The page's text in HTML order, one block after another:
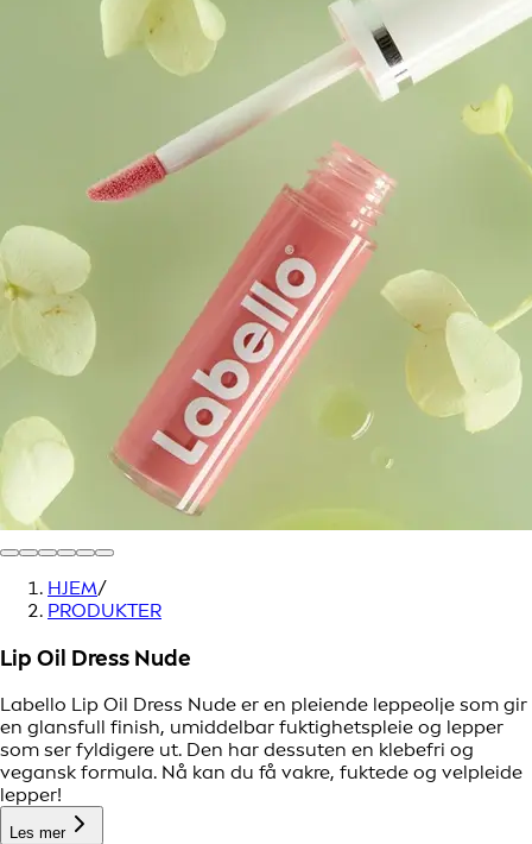
HJEM/
PRODUKTER
Lip Oil Dress Nude
Labello Lip Oil Dress Nude er en pleiende leppeolje som gir
en glansfull finish, umiddelbar fuktighetspleie og lepper
som ser fyldigere ut. Den har dessuten en klebefri og
vegansk formula. Nå kan du få vakre, fuktede og velpleide
lepper!
Les mer